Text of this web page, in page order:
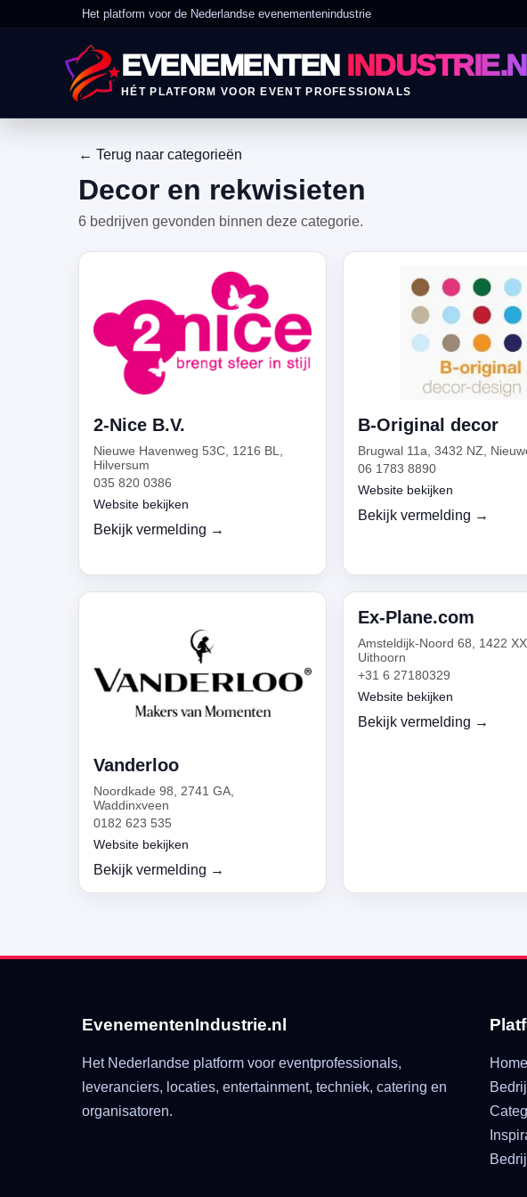
Het platform voor de Nederlandse evenementenindustrie
EVENEMENTEN
HÉT PLATFORM VOOR EVENT PROFESSIONALS
← Terug naar categorieën
Decor en rekwisieten
6 bedrijven gevonden binnen deze categorie.
2-Nice B.V.
Nieuwe Havenweg 53C, 1216 BL,
Hilversum
035 820 0386
Website bekijken
Bekijk vermelding →
B-Original decor
Brugwal 11a, 3432 NZ,
06 1783 8890
Website bekijken
Bekijk vermelding →
Vanderloo
Noordkade 98, 2741 GA,
Waddinxveen
0182 623 535
Website bekijken
Bekijk vermelding →
Ex-Plane.com
Amsteldijk-Noord 68, 1422 XX,
Uithoorn
+31 6 27180329
Website bekijken
Bekijk vermelding →
EvenementenIndustrie.nl
Het Nederlandse platform voor eventprofessionals,
leveranciers, locaties, entertainment, techniek, catering en
organisatoren.
Home